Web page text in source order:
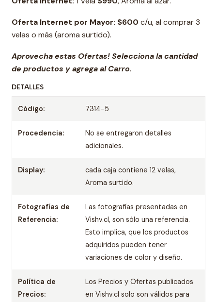
Oferta Internet por Mayor: $600 c/u, al comprar 3
velas o más (aroma surtido).
Aprovecha estas Ofertas! Selecciona la cantidad
de productos y agrega al Carro.
DETALLES
Código: 7314-5
Procedencia:
No se entregaron detalles
adicionales.
Display:
cada caja contiene 12 velas,
Aroma surtido.
Fotografías de
Referencia:
Las fotografías presentadas en
Vishv.cl, son sólo una referencia.
Esto implica, que los productos
adquiridos pueden tener
variaciones de color y diseño.
Política de
Precios:
Los Precios y Ofertas publicados
en Vishv.cl solo son válidos para